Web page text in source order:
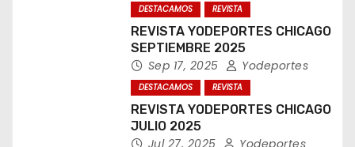
DESTACAMOS REVISTA
REVISTA YODEPORTES CHICAGO
SEPTIEMBRE 2025
Sep 17, 2025 Yodeportes
DESTACAMOS REVISTA
REVISTA YODEPORTES CHICAGO
JULIO 2025